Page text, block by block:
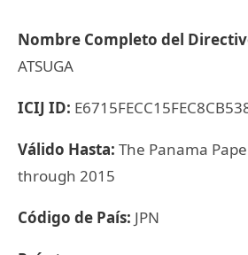
Nombre Completo del
ATSUGA
ICIJ ID:
Válido Hasta: The Panama
through 2015
Código de País: JPN